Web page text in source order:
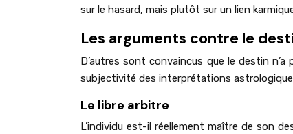
sur le hasard, mais plutôt sur un lien
Les arguments contre le
D’autres sont convaincus que le destin
subjectivité des interprétations
Le libre arbitre
L’individu est-il réellement maître de son